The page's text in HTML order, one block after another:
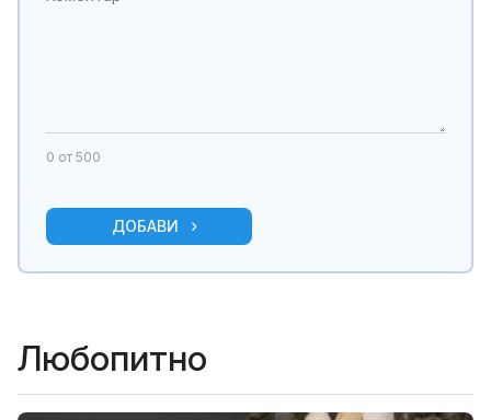
0 от 500
ДОБАВИ
Любопитно